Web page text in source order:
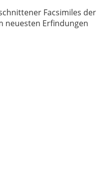
Facsimiles der
neuesten Erfindungen